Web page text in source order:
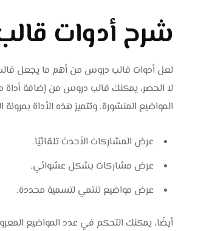
شرح أدوات
لعل أدوات قالب دروس من أهم ما يجعل قالب
لا الحصر، يمكنك قالب دروس من إضافة
المواضيع المنشورة. وتتميز هذه الأداة
عرض المشاركات الأحدث تلقائيًا.
عرض مشاركات بشكل عشوائي.
عرض مواضيع تنتمي لتسمية محددة.
أيضًا، يمكنك التحكم في عدد المواضيع